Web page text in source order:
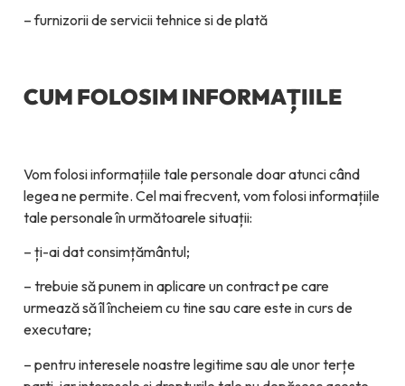
– furnizorii de servicii tehnice si de plată
CUM FOLOSIM INFORMAȚIILE
Vom folosi informațiile tale personale doar atunci când
legea ne permite. Cel mai frecvent, vom folosi informațiile
tale personale în următoarele situații:
– ți-ai dat consimțământul;
– trebuie să punem in aplicare un contract pe care
urmează să îl încheiem cu tine sau care este in curs de
executare;
– pentru interesele noastre legitime sau ale unor terțe